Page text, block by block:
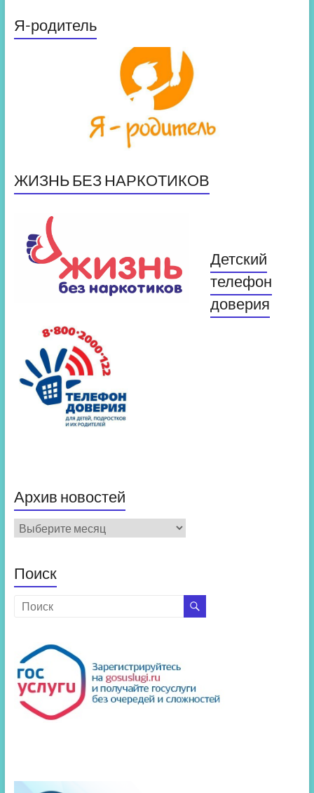
Я-родитель
ЖИЗНЬ БЕЗ НАРКОТИКОВ
Детский
телефон
доверия
Архив новостей
Архив
новостей
Поиск